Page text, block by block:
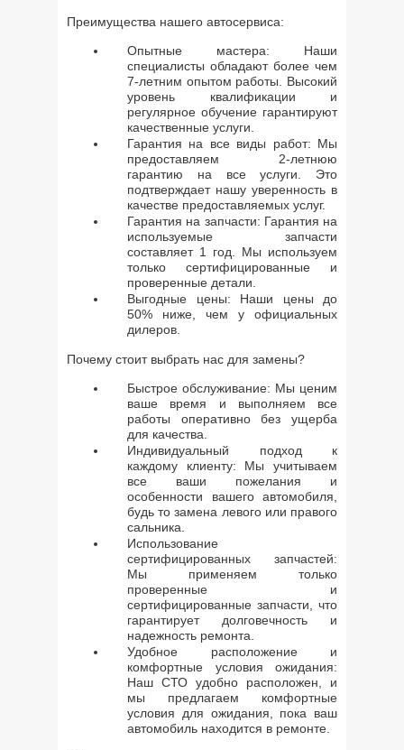
Преимущества нашего автосервиса:
Опытные мастера: Наши
специалисты обладают более чем
7-летним опытом работы. Высокий
уровень квалификации и
регулярное обучение гарантируют
качественные услуги.
Гарантия на все виды работ: Мы
предоставляем 2-летнюю
гарантию на все услуги. Это
подтверждает нашу уверенность в
качестве предоставляемых услуг.
Гарантия на запчасти: Гарантия на
используемые запчасти
составляет 1 год. Мы используем
только сертифицированные и
проверенные детали.
Выгодные цены: Наши цены до
50% ниже, чем у официальных
дилеров.
Почему стоит выбрать нас для замены?
Быстрое обслуживание: Мы ценим
ваше время и выполняем все
работы оперативно без ущерба
для качества.
Индивидуальный подход к
каждому клиенту: Мы учитываем
все ваши пожелания и
особенности вашего автомобиля,
будь то замена левого или правого
сальника.
Использование
сертифицированных запчастей:
Мы применяем только
проверенные и
сертифицированные запчасти, что
гарантирует долговечность и
надежность ремонта.
Удобное расположение и
комфортные условия ожидания:
Наш СТО удобно расположен, и
мы предлагаем комфортные
условия для ожидания, пока ваш
автомобиль находится в ремонте.